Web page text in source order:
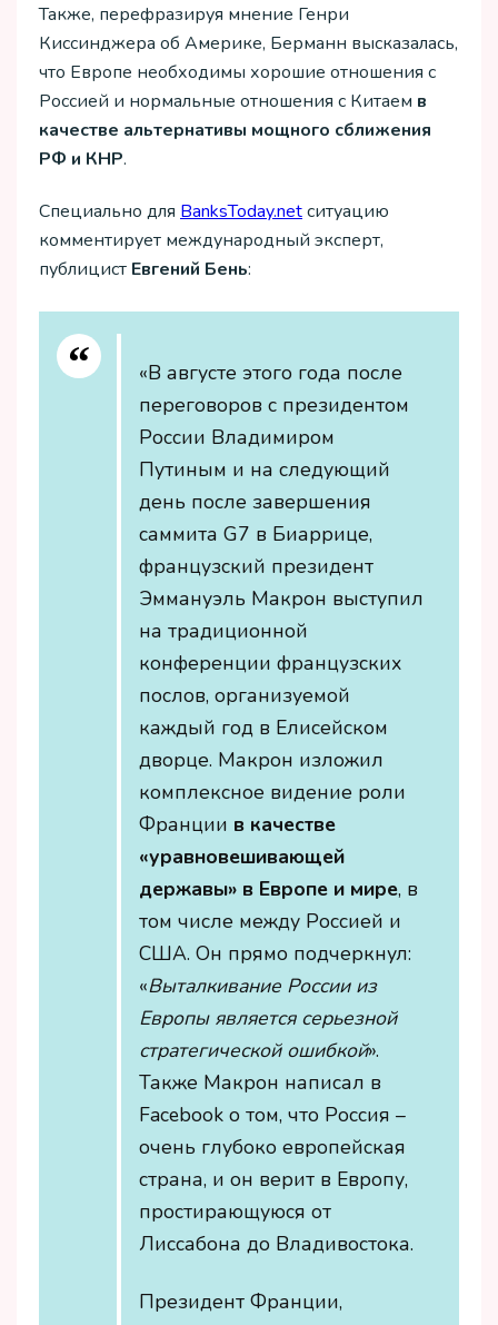
Также, перефразируя мнение Генри
Киссинджера об Америке, Берманн высказалась,
что Европе необходимы хорошие отношения с
Россией и нормальные отношения с Китаем в
качестве альтернативы мощного сближения
РФ и КНР.
Специально для ВanksToday.netситуацию
комментирует международный эксперт,
публицист Евгений Бень:
«В августе этого года после
переговоров с президентом
России Владимиром
Путиным и на следующий
день после завершения
саммита G7 в Биаррице,
французский президент
Эммануэль Макрон выступил
на традиционной
конференции французских
послов, организуемой
каждый год в Елисейском
дворце. Макрон изложил
комплексное видение роли
Франции в качестве
«уравновешивающей
державы» в Европе и мире, в
том числе между Россией и
США. Он прямо подчеркнул:
«Выталкивание России из
Европы является серьезной
стратегической ошибкой».
Также Макрон написал в
Facebook о том, что Россия –
очень глубоко европейская
страна, и он верит в Европу,
простирающуюся от
Лиссабона до Владивостока.
Президент Франции,